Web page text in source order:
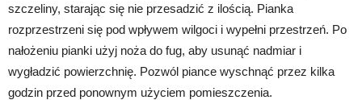
szczeliny, starając się nie przesadzić z ilością. Pianka
rozprzestrzeni się pod wpływem wilgoci i wypełni przestrzeń. Po
nałożeniu pianki użyj noża do fug, aby usunąć nadmiar i
wygładzić powierzchnię. Pozwól piance wyschnąć przez kilka
godzin przed ponownym użyciem pomieszczenia.